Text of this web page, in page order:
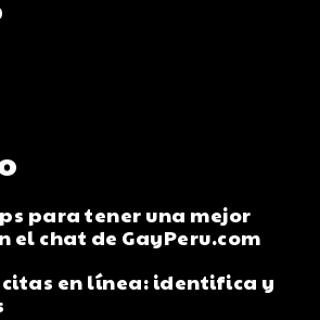
para tener una mejor
el chat de GayPeru.com
en línea: identifica y